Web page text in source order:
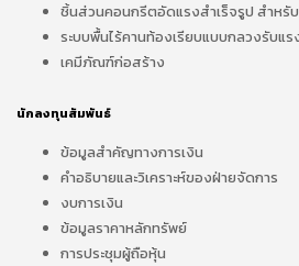
ชิ้นส่วนคอนกรีตอัดแรงสำเร็จรูป สำหรั
ระบบพื้นไร้คานท้องเรียบแบบกลวงรับแ
เคมีภัณฑ์ก่อสร้าง
นักลงทุนสัมพันธ์
ข้อมูลสำคัญทางการเงิน
คำอธิบายและวิเคราะห์ของฝ่ายจัดการ
งบการเงิน
ข้อมูลราคาหลักทรัพย์
การประชุมผู้ถือหุ้น